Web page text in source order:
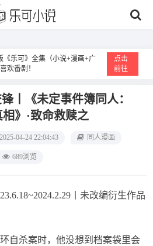
《乐可》全集（小说+漫画+广
欢番剧！
点击
前往
丨《未定事件簿同人：
》·致命救赎之
2025-04-24 22:04:43 同人漫画
689浏览
丨未改编衍生作品
自杀案时，他没想到档案袋里会